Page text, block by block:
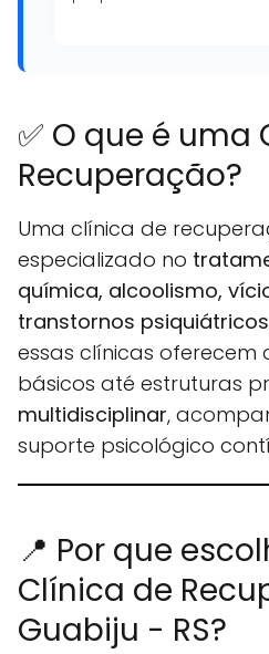
✅ O que é uma
Recuperação?
Uma clínica de
especializado no
química, alcoolismo,
transtornos psiquiátricos
essas clínicas oferecem
básicos até estruturas
multidisciplinar,
suporte psicológico
📍 Por que
Clínica de
Guabiju - RS?